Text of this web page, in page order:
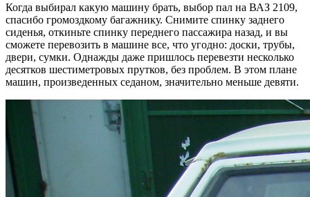
Когда выбирал какую машину брать, выбор пал на ВАЗ 2109,
спасибо громоздкому багажнику. Снимите спинку заднего
сиденья, откиньте спинку переднего пассажира назад, и вы
сможете перевозить в машине все, что угодно: доски, трубы,
двери, сумки. Однажды даже пришлось перевезти несколько
десятков шестиметровых прутков, без проблем. В этом плане
машин, произведенных седаном, значительно меньше девяти.